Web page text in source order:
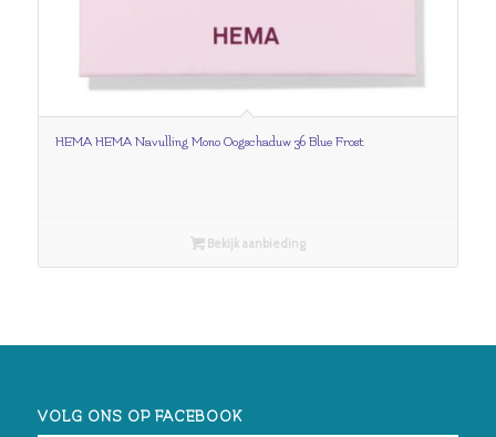
HEMA HEMA Navulling Mono Oogschaduw 36 Blue Frost
Bekijk aanbieding
VOLG ONS OP FACEBOOK